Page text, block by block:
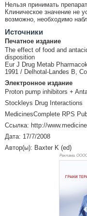
Нельзя принимать
Клиническое значение не
возможно, необходимо
Источники
Печатное издание
The effect of food and
disposition
Eur J Drug Metab
1991 / Delhotal-Landes B,
Электронное издание
Proton pump inhibitors +
Stockleys Drug Interactions
MedicinesComplete RPS
Ссылка: http://
Дата: 17/7/2008
Автор(ы): Baxter K (ed)
Реклама.